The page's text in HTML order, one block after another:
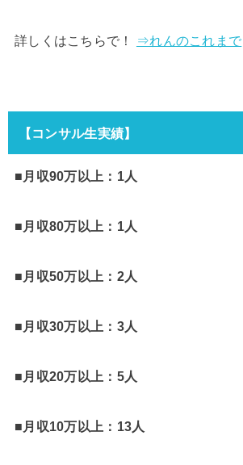
詳しくはこちらで！ ⇒れんのこれまで
【コンサル生実績】
■月収90万以上：1人
■月収80万以上：1人
■月収50万以上：2人
■月収30万以上：3人
■月収20万以上：5人
■月収10万以上：13人